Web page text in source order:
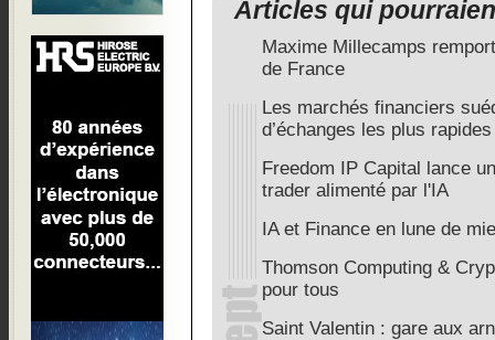
Articles qui
Maxime Millecamps
de France
Les marchés financiers
d’échanges les plus rapides
Freedom IP Capital lance
trader alimenté par l'IA
IA et Finance en lune de
Thomson Computing &
pour tous
Saint Valentin : gare aux